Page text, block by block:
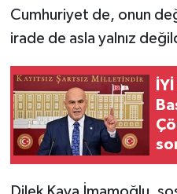
Cumhuriyet de, onun
irade de asla yalnız